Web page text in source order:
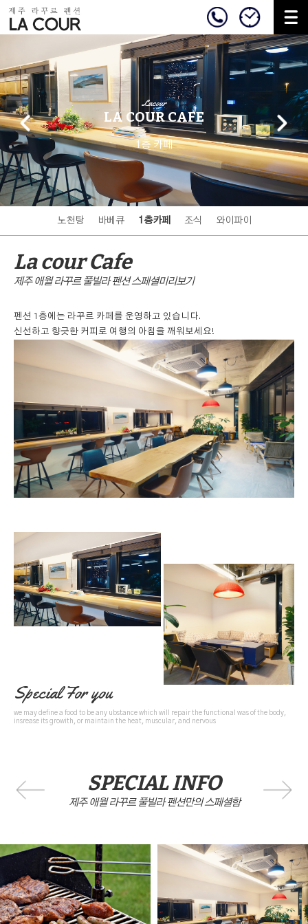
Lacour
LA COUR CAFE
1층 카페
노천탕 바베큐 1층카페 조식 와이파이
La cour Cafe
제주 애월 라꾸르 풀빌라 펜션 스페셜미리보기
펜션 1층에는 라꾸르 카페를 운영하고 있습니다.
신선하고 향긋한 커피로 여행의 아침을 깨워보세요!
Special For you
we may define a food to be any ubstance which will repair the functional was of the body,
insrease its growith, or maintain the heat, muscular, and nervous
SPECIAL INFO
제주 애월 라꾸르 풀빌라 펜션만의 스페셜함